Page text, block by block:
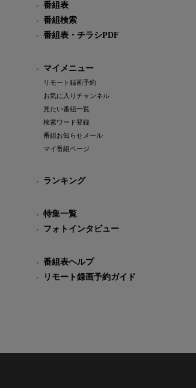
番組表
番組検索
番組表・チラシPDF
マイメニュー
リモート録画予約
お気に入りチャンネル
見たい番組一覧
検索ワード登録
番組お知らせメール
マイ番組ページ
ランキング
特集一覧
フォトインタビュー
番組表ヘルプ
リモート録画予約ガイド